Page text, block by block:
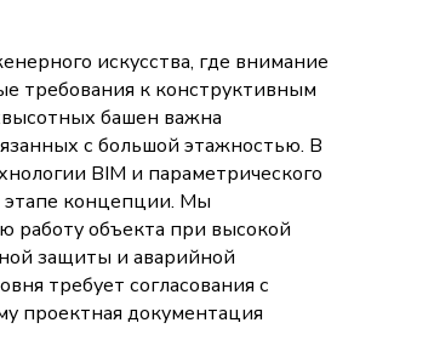
искусства, где внимание
требования к конструктивным
башен важна
с большой этажностью. В
BIM и параметрического
этапе концепции. Мы
работу объекта при высокой
защиты и аварийной
требует согласования с
проектная документация